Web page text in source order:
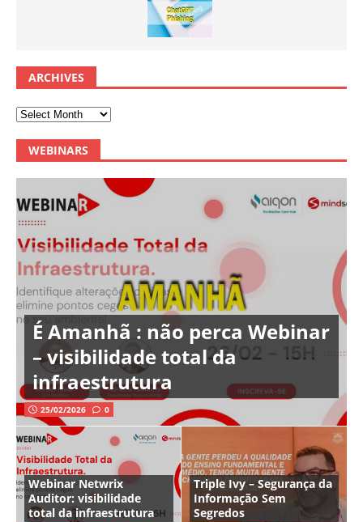
ARCHIVES
WEBINARS
É Amanhã : não perca Webinar
– visibilidade total da
infraestrutura
25/02/2026 0
Webinar Netwrix
Auditor: visibilidade
total da infraestrutura
Triple Ivy – Segurança da
Informação Sem
Segredos